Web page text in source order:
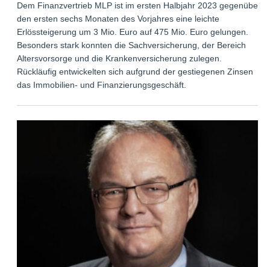
Dem Finanzvertrieb MLP ist im ersten Halbjahr 2023 gegenüber
den ersten sechs Monaten des Vorjahres eine leichte
Erlössteigerung um 3 Mio. Euro auf 475 Mio. Euro gelungen.
Besonders stark konnten die Sachversicherung, der Bereich
Altersvorsorge und die Krankenversicherung zulegen.
Rückläufig entwickelten sich aufgrund der gestiegenen Zinsen
das Immobilien- und Finanzierungsgeschäft.